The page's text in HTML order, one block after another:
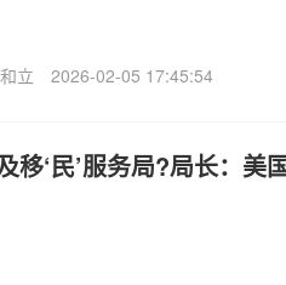
立 2026-02-05 17:45:54
移‘民’服务局?局长：美